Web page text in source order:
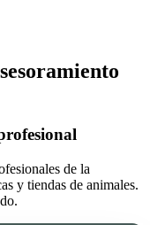
de la
y tiendas de animales.